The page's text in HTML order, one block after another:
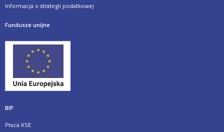
Informacja o strategii podatkowej
Fundusze unijne
BIP
Praca KSE